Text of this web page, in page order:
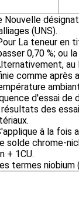
Nouvelle
(UNS).
La teneur en
0,70 %; ou
au
comme après
d'essai de
des
à la fois
solde chrome-
+ 1CU.
termes